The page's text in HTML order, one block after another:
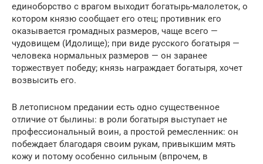
единоборство с врагом выходит богатырь-малолеток, о
котором князю сообщает его отец; противник его
оказывается громадных размеров, чаще всего —
чудовищем (Идолище); при виде русского богатыря —
человека нормальных размеров — он заранее
торжествует победу; князь награждает богатыря, хочет
возвысить его.
В летописном предании есть одно существенное
отличие от былины: в роли богатыря выступает не
профессиональный воин, а простой ремесленник: он
побеждает благодаря своим рукам, привыкшим мять
кожу и потому особенно сильным (впрочем, в